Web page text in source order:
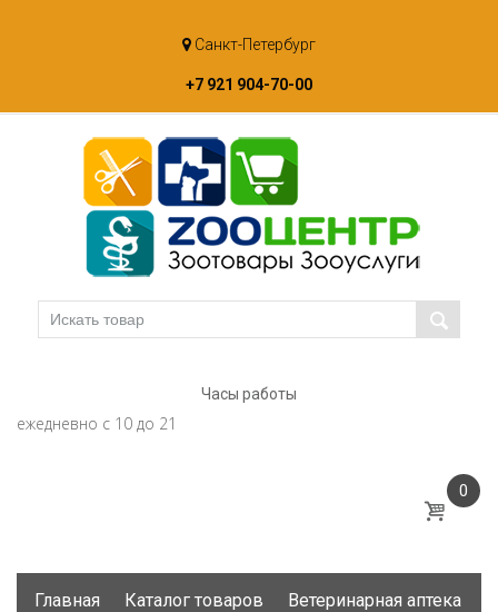
to
Санкт-Петербург
+7 921 904-70-00
Часы работы
ежедневно с 10 до 21
0
Главная Каталог товаров Ветеринарная аптека